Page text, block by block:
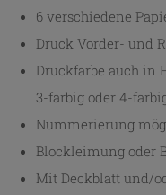
6 verschiedene
Druck Vorder- und
Druckfarbe auch in
3-farbig oder 4-
Nummerierung
Blockleimung oder
Mit Deckblatt und/